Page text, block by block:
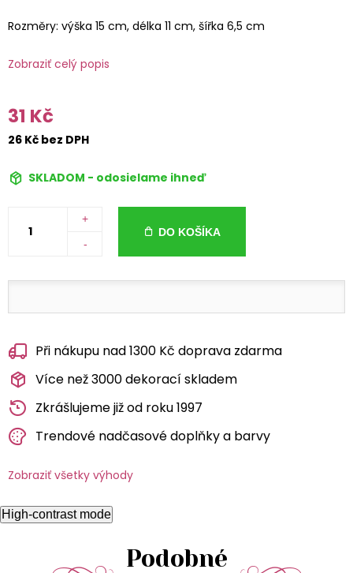
Rozměry: výška 15 cm, délka 11 cm, šířka 6,5 cm
Zobraziť celý popis
31 Kč
26 Kč bez DPH
SKLADOM - odosielame ihneď
+
-
DO KOŠÍKA
Při nákupu nad 1300 Kč doprava zdarma
Více než 3000 dekorací skladem
Zkrášlujeme již od roku 1997
Trendové nadčasové doplňky a barvy
Zobraziť všetky výhody
High-contrast mode
Podobné